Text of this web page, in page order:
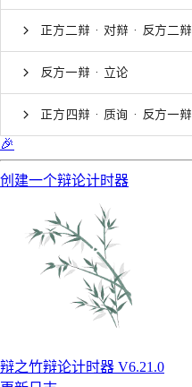
正方二辩 · 对辩 · 反方二辩
反方一辩 · 立论
正方四辩 · 质询 · 反方一辩
🎉
创建一个辩论计时器
辩之竹辩论计时器 V6.21.0